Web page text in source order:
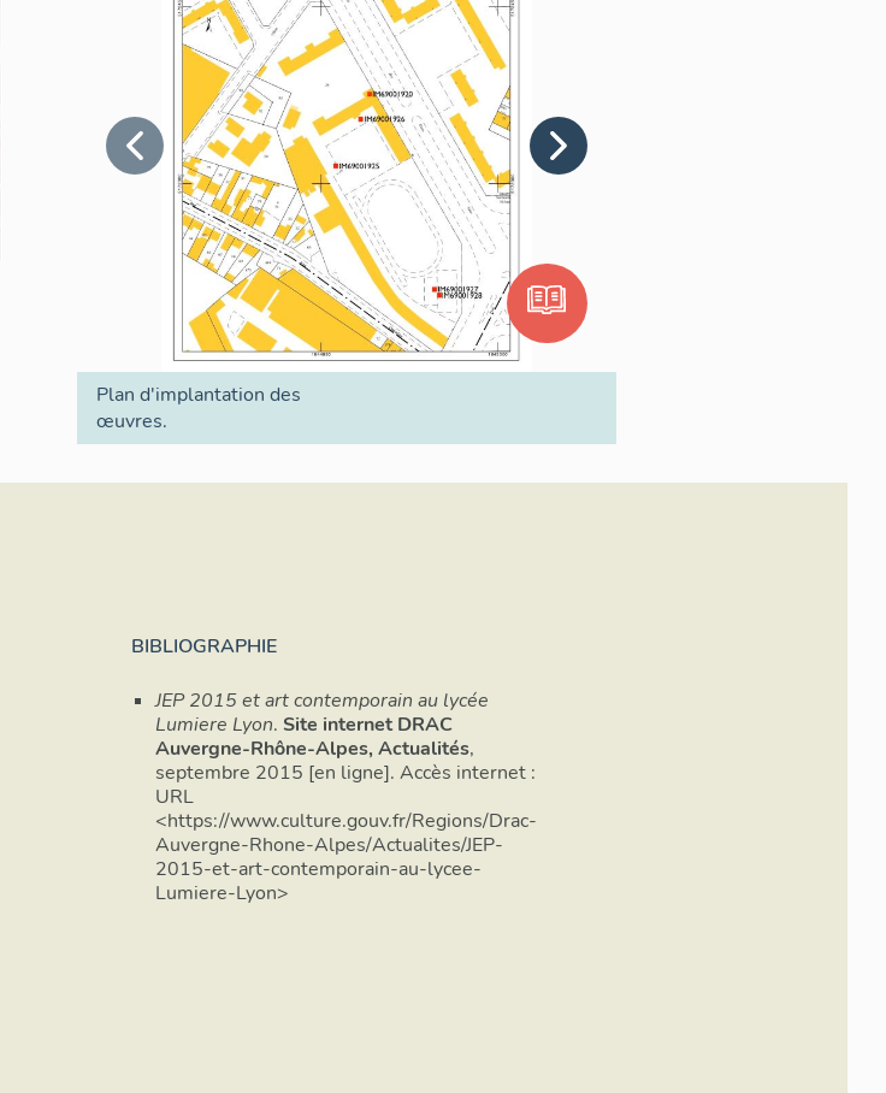
Plan d'implantation des
œuvres.
BIBLIOGRAPHIE
JEP 2015 et art contemporain au lycée
Lumiere Lyon. Site internet DRAC
Auvergne-Rhône-Alpes, Actualités,
septembre 2015 [en ligne]. Accès internet :
URL
<https://www.culture.gouv.fr/Regions/Drac-
Auvergne-Rhone-Alpes/Actualites/JEP-
2015-et-art-contemporain-au-lycee-
Lumiere-Lyon>